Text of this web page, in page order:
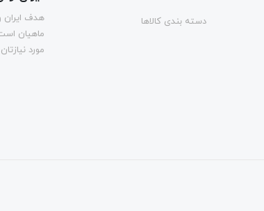
دسته بندی کالاها
هدف ایران
ماهیان
مورد